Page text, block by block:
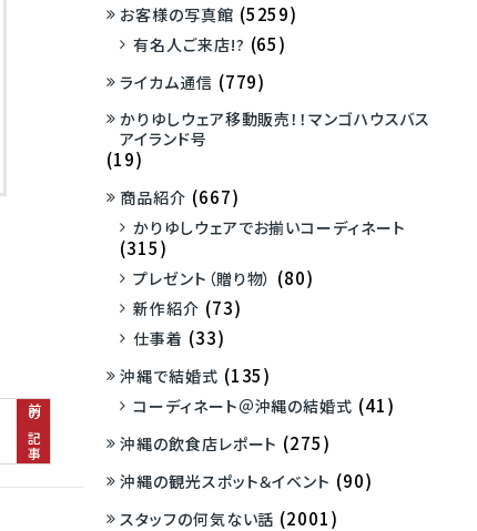
前の記事
お客様の写真館 (5259)
有名人ご来店!? (65)
ライカム通信 (779)
かりゆしウェア移動販売！！マンゴハウスバス
アイランド号
(19)
商品紹介 (667)
かりゆしウェアでお揃いコーディネート
(315)
プレゼント（贈り物） (80)
新作紹介 (73)
仕事着 (33)
沖縄で結婚式 (135)
コーディネート＠沖縄の結婚式 (41)
沖縄の飲食店レポート (275)
沖縄の観光スポット＆イベント (90)
スタッフの何気ない話 (2001)